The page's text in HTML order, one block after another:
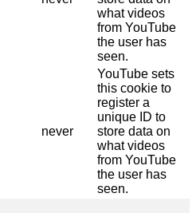
what videos
from YouTube
the user has
seen.
never
YouTube sets
this cookie to
register a
unique ID to
store data on
what videos
from YouTube
the user has
seen.